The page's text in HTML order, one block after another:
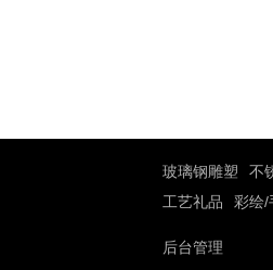
玻璃钢雕塑 不
工艺礼品
彩绘/
后台管理